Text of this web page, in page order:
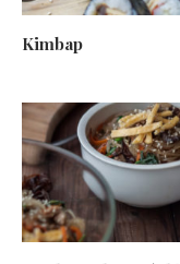
Kimbap